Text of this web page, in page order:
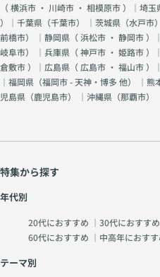
（横浜市 ・ 川崎市 ・ 相模原市）｜埼玉
）｜千葉県（千葉市） ｜茨城県（水戸市
前橋市） ｜静岡県（浜松市 ・ 静岡市）
岐阜市） ｜兵庫県（神戸市 ・ 姫路市）
倉敷市）｜広島県（ 広島市 ・ 福山市）
｜福岡県（福岡市 - 天神・博多 他） ｜熊
児島県（鹿児島市） ｜沖縄県（那覇市）
特集から探す
年代別
20代におすすめ ｜ 30代におすすめ
60代におすすめ ｜ 中高年におすす
テーマ別